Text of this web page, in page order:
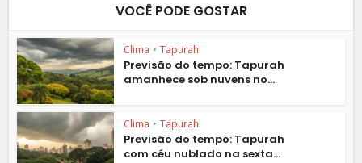
VOCÊ PODE GOSTAR
Clima • Tapurah
Previsão do tempo: Tapurah
amanhece sob nuvens no...
Clima • Tapurah
Previsão do tempo: Tapurah
com céu nublado na sexta...